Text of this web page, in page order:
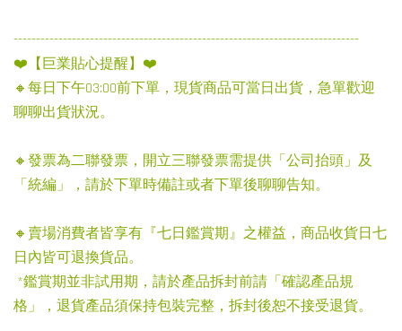
-----------------------------------------------------------------------------
❤️【巨業貼心提醒】❤️
🔸每日下午03:00前下單，現貨商品可當日出貨，急單歡迎
聊聊出貨狀況。
🔸發票為二聯發票，開立三聯發票需提供「公司抬頭」及
「統編」，請於下單時備註或者下單後聊聊告知。
🔸賣場消費者皆享有『七日鑑賞期』之權益，商品收貨日七
日內皆可退換貨品。
*鑑賞期並非試用期，請於產品拆封前請「確認產品規
格」，退貨產品須保持包裝完整，拆封後恕不接受退貨。